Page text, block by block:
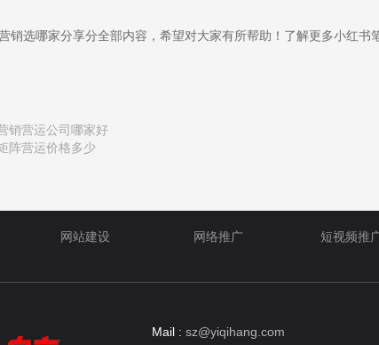
选哪家分享分全部内容，希望对大家有所帮助！了解更多小红书
销营运公司哪家好
阵营运价格多少
网站建设 网络推广 短视频推
Mail : sz@yiqihang.com